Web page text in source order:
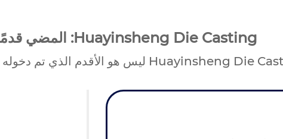
Huayinsheng Die Casting: المضي قدمًا لمدة 18 عامًا